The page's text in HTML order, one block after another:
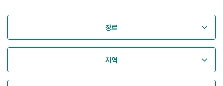
장르
지역